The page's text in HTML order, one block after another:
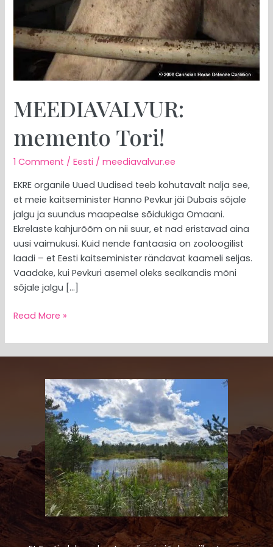
MEEDIAVALVUR:
memento Tori!
1 Comment /Eesti /meediavalvur.ee
EKRE organile Uued Uudised teeb kohutavalt nalja see,
et meie kaitseminister Hanno Pevkur jäi Dubais sõjale
jalgu ja suundus maapealse sõidukiga Omaani.
Ekrelaste kahjurõõm on nii suur, et nad eristavad aina
uusi vaimukusi. Kuid nende fantaasia on zooloogilist
laadi – et Eesti kaitseminister rändavat kaameli seljas.
Vaadake, kui Pevkuri asemel oleks sealkandis mõni
sõjale jalgu […]
Read More »